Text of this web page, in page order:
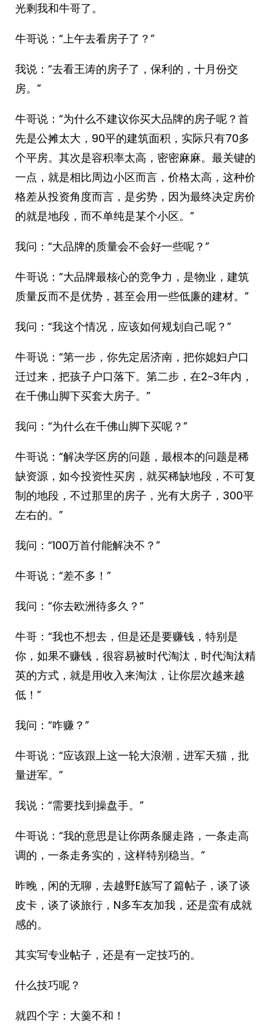
光剩我和牛哥了。
牛哥说：“上午去看房子了？”
我说：“去看王涛的房子了，保利的，十月份交
房。”
牛哥说：“为什么不建议你买大品牌的房子呢？首
先是公摊太大，90平的建筑面积，实际只有70多
个平房。其次是容积率太高，密密麻麻。最关键的
一点，就是相比周边小区而言，价格太高，这种价
格差从投资角度而言，是劣势，因为最终决定房价
的就是地段，而不单纯是某个小区。”
我问：“大品牌的质量会不会好一些呢？”
牛哥说：“大品牌最核心的竞争力，是物业，建筑
质量反而不是优势，甚至会用一些低廉的建材。”
我问：“我这个情况，应该如何规划自己呢？”
牛哥说：“第一步，你先定居济南，把你媳妇户口
迁过来，把孩子户口落下。第二步，在2~3年内，
在千佛山脚下买套大房子。”
我问：“为什么在千佛山脚下买呢？”
牛哥说：“解决学区房的问题，最根本的问题是稀
缺资源，如今投资性买房，就买稀缺地段，不可复
制的地段，不过那里的房子，光有大房子，300平
左右的。”
我问：“100万首付能解决不？”
牛哥说：“差不多！”
我问：“你去欧洲待多久？”
牛哥：“我也不想去，但是还是要赚钱，特别是
你，如果不赚钱，很容易被时代淘汰，时代淘汰精
英的方式，就是用收入来淘汰，让你层次越来越
低！”
我问：“咋赚？”
牛哥说：“应该跟上这一轮大浪潮，进军天猫，批
量进军。”
我说：“需要找到操盘手。”
牛哥说：“我的意思是让你两条腿走路，一条走高
调的，一条走务实的，这样特别稳当。”
昨晚，闲的无聊，去越野E族写了篇帖子，谈了谈
皮卡，谈了谈旅行，N多车友加我，还是蛮有成就
感的。
其实写专业帖子，还是有一定技巧的。
什么技巧呢？
就四个字：大羹不和！